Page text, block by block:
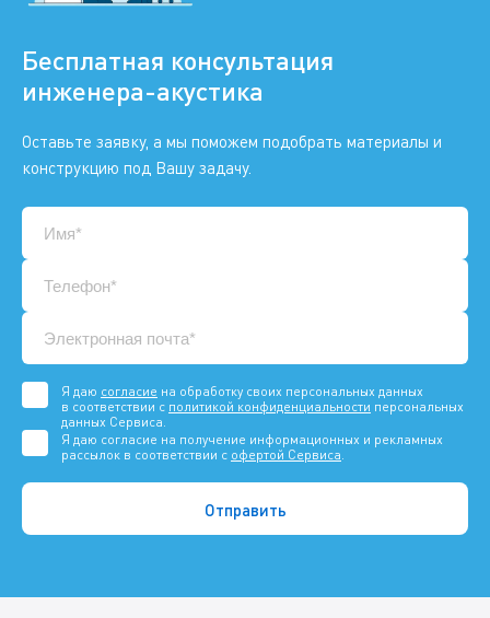
Бесплатная консультация
инженера-акустика
Оставьте заявку, а мы поможем подобрать материалы и
конструкцию под Вашу задачу.
Я даю согласие на обработку своих персональных данных
в соответствии с политикой конфиденциальности персональных
данных Сервиса.
Я даю согласие на получение информационных и рекламных
рассылок в соответствии с офертой Сервиса.